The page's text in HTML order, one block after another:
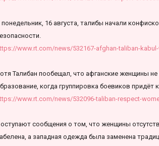
понедельник, 16 августа, талибы начали
www.rt.com/news/532167-afghan-taliban-
Талибан пообещал, что афганские женщины
когда группировка боевиков придёт
www.rt.com/news/532096-taliban-respect-
сообщения о том, что женщины
а западная одежда была заменена